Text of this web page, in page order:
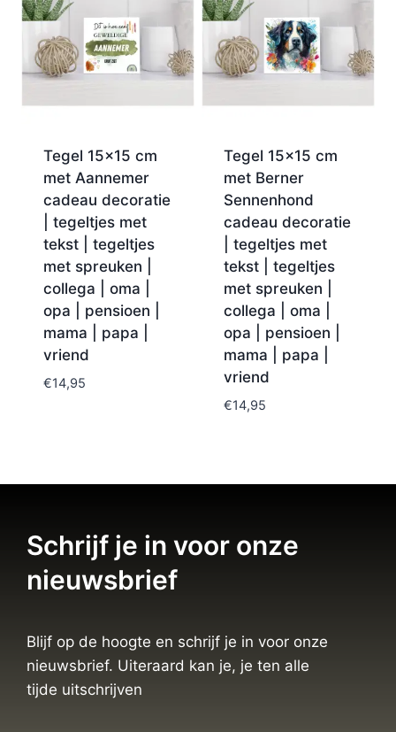
Tegel 15×15 cm
met Aannemer
cadeau decoratie
| tegeltjes met
tekst | tegeltjes
met spreuken |
collega | oma |
opa | pensioen |
mama | papa |
vriend
€14,95
Tegel 15×15 cm
met Berner
Sennenhond
cadeau decoratie
| tegeltjes met
tekst | tegeltjes
met spreuken |
collega | oma |
opa | pensioen |
mama | papa |
vriend
€14,95
Schrijf je in voor onze
nieuwsbrief
Blijf op de hoogte en schrijf je in voor onze
nieuwsbrief. Uiteraard kan je, je ten alle
tijde uitschrijven